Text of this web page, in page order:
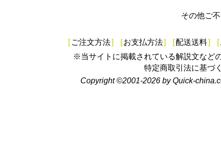
その他ご
[ ご注文方法] [お支払方法] [配送送料] [
※当サイトに掲載されている解説文など
特定商取引法に基づ
Copyright ©2001-2026 by Quick-